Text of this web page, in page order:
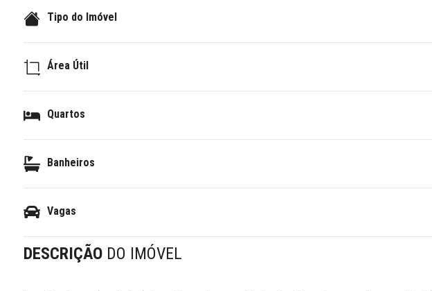
Tipo do Imóvel
Área Útil
Quartos
Banheiros
Vagas
DESCRIÇÃO DO IMÓVEL